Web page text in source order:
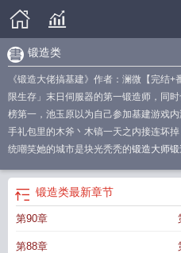
锻造类
《锻造大佬搞基建》作者：澜微【
限生存」末日伺服器的第一锻造师，同
榜第一，池玉原以为自己参加基建游
手礼包里的木斧丶木镐一天之内接连坏
统嘲笑她的城市是块光秃秃的锻造大师锻
造大师在哪看
锻造大师第一季在线观看
耍大刀 综艺节目
大师wiki
锻造小游戏
锻造类最新章节
第90章
第88章